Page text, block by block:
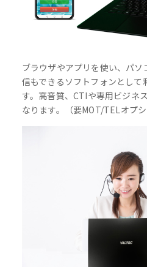
ブラウザやアプリを使い、パ
信もできるソフトフォンとして
す。高音質、CTIや専用ビジネ
なります。（要MOT/TELオプシ